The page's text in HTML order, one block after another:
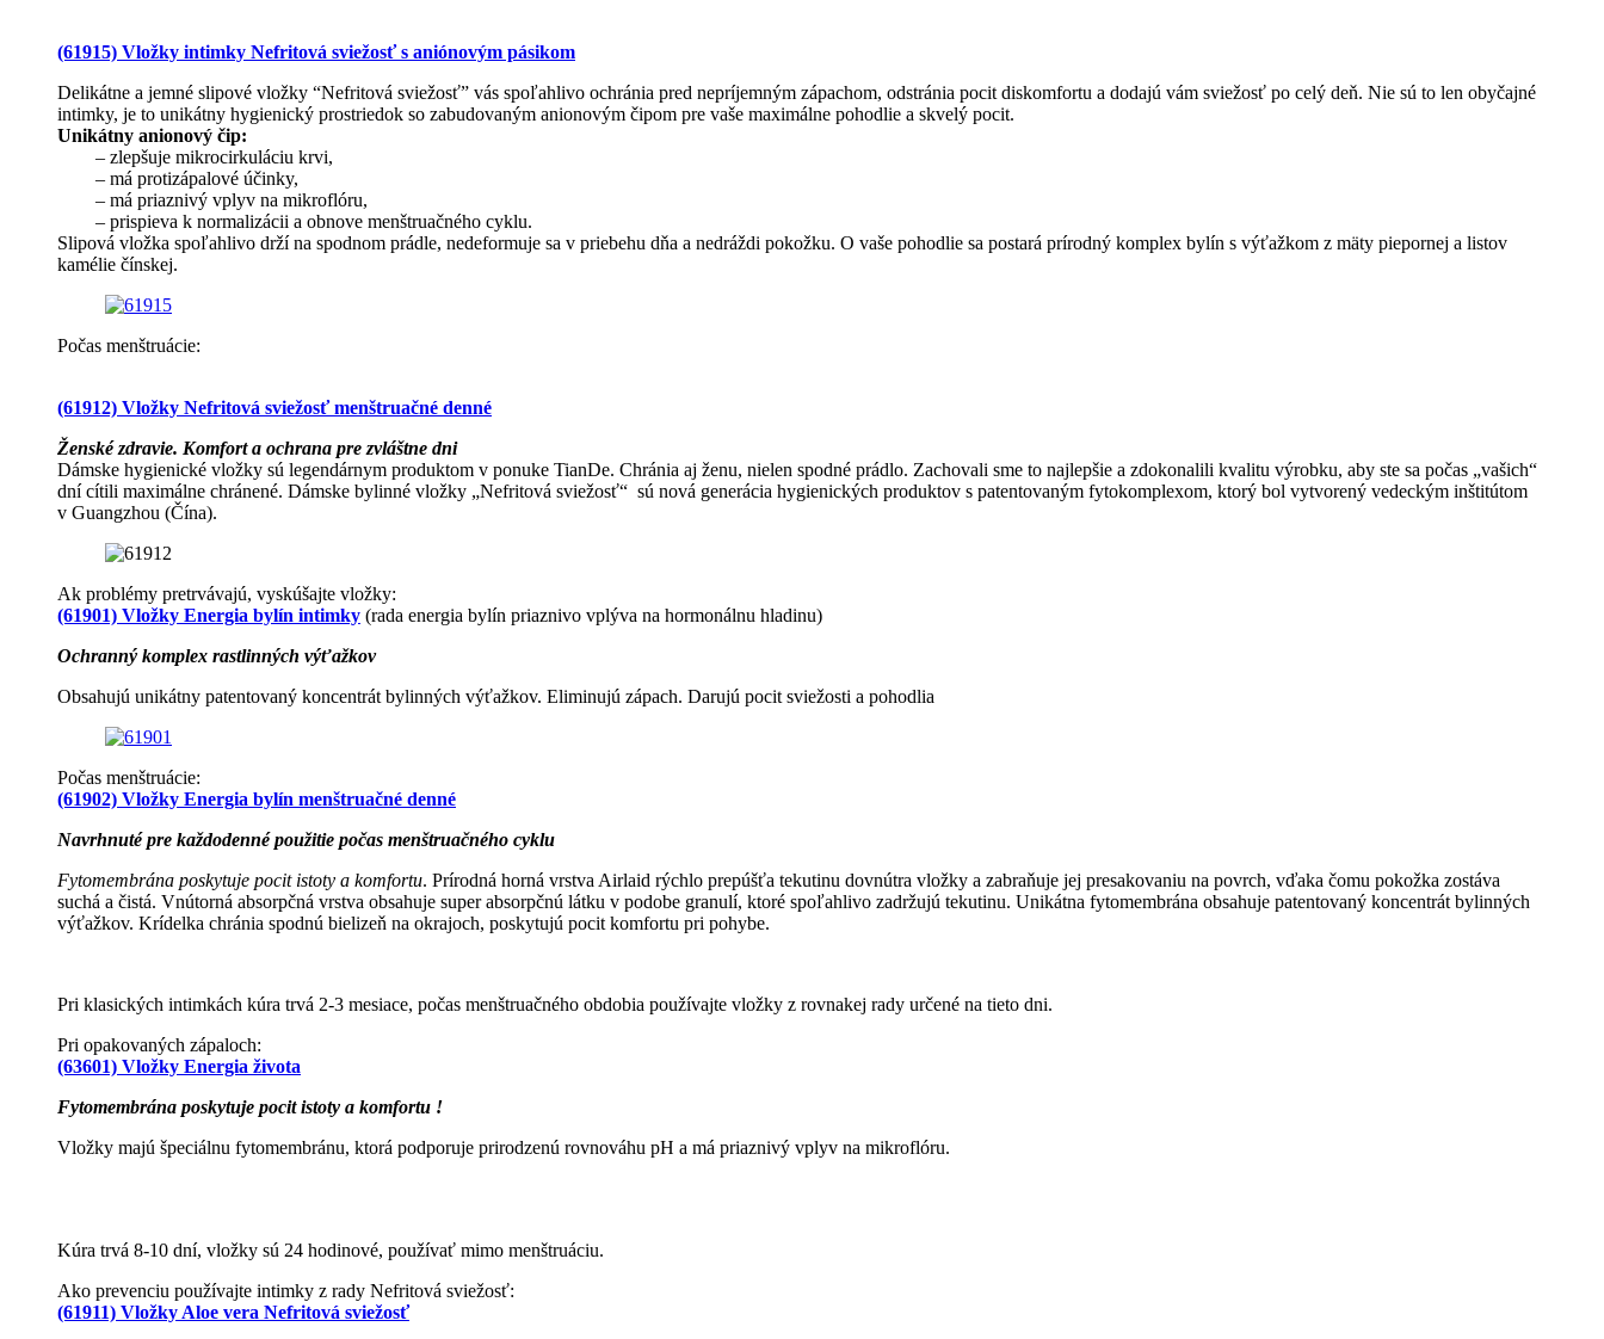
(61915) Vložky intimky Nefritová sviežosť s aniónovým pásikom
Delikátne a jemné slipové vložky “Nefritová sviežosť” vás spoľahlivo ochránia pred nepríjemným zápachom, odstránia pocit diskomfortu a dodajú vám sviežosť po celý deň. Nie sú to len obyčajné
intimky, je to unikátny hygienický prostriedok so zabudovaným anionovým čipom pre vaše maximálne pohodlie a skvelý pocit.
Unikátny anionový čip:
– zlepšuje mikrocirkuláciu krvi,
– má protizápalové účinky,
– má priaznivý vplyv na mikroflóru,
– prispieva k normalizácii a obnove menštruačného cyklu.
Slipová vložka spoľahlivo drží na spodnom prádle, nedeformuje sa v priebehu dňa a nedráždi pokožku. O vaše pohodlie sa postará prírodný komplex bylín s výťažkom z mäty piepornej a listov
kamélie čínskej.
Počas menštruácie:
(61912) Vložky Nefritová sviežosť menštruačné denné
Ženské zdravie. Komfort a ochrana pre zvláštne dni
Dámske hygienické vložky sú legendárnym produktom v ponuke TianDe. Chránia aj ženu, nielen spodné prádlo. Zachovali sme to najlepšie a zdokonalili kvalitu výrobku, aby ste sa počas „vašich“
dní cítili maximálne chránené. Dámske bylinné vložky „Nefritová sviežosť“ sú nová generácia hygienických produktov s patentovaným fytokomplexom, ktorý bol vytvorený vedeckým inštitútom
v Guangzhou (Čína).
Ak problémy pretrvávajú, vyskúšajte vložky:
(61901) Vložky Energia bylín intimky (rada energia bylín priaznivo vplýva na hormonálnu hladinu)
Ochranný komplex rastlinných výťažkov
Obsahujú unikátny patentovaný koncentrát bylinných výťažkov. Eliminujú zápach. Darujú pocit sviežosti a pohodlia
Počas menštruácie:
(61902) Vložky Energia bylín menštruačné denné
Navrhnuté pre každodenné použitie počas menštruačného cyklu
Fytomembrána poskytuje pocit istoty a komfortu. Prírodná horná vrstva Airlaid rýchlo prepúšťa tekutinu dovnútra vložky a zabraňuje jej presakovaniu na povrch, vďaka čomu pokožka zostáva
suchá a čistá. Vnútorná absorpčná vrstva obsahuje super absorpčnú látku v podobe granulí, ktoré spoľahlivo zadržujú tekutinu. Unikátna fytomembrána obsahuje patentovaný koncentrát bylinných
výťažkov. Krídelka chránia spodnú bielizeň na okrajoch, poskytujú pocit komfortu pri pohybe.
Pri klasických intimkách kúra trvá 2-3 mesiace, počas menštruačného obdobia používajte vložky z rovnakej rady určené na tieto dni.
Pri opakovaných zápaloch:
(63601) Vložky Energia života
Fytomembrána poskytuje pocit istoty a komfortu !
Vložky majú špeciálnu fytomembránu, ktorá podporuje prirodzenú rovnováhu pH a má priaznivý vplyv na mikroflóru.
Kúra trvá 8-10 dní, vložky sú 24 hodinové, používať mimo menštruáciu.
Ako prevenciu používajte intimky z rady Nefritová sviežosť:
(61911) Vložky Aloe vera Nefritová sviežosť